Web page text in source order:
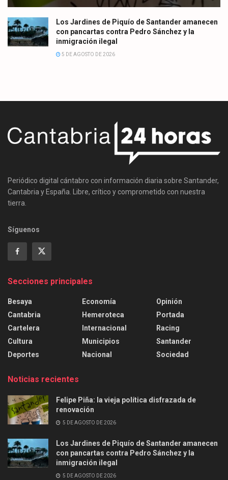
Los Jardines de Piquío de Santander amanecen
con pancartas contra Pedro Sánchez y la
inmigración ilegal
5 DE AGOSTO DE 2026
Periódico digital cántabro con información diaria sobre Santander,
Cantabria y España. Libre, crítico y comprometido con nuestra
tierra.
Síguenos
Secciones principales
Besaya
Cantabria
Cartelera
Cultura
Deportes
Economía
Hemeroteca
Internacional
Municipios
Nacional
Opinión
Portada
Racing
Santander
Sociedad
Noticias recientes
Felipe Piña: la vieja política disfrazada de
renovación
5 DE AGOSTO DE 2026
Los Jardines de Piquío de Santander amanecen
con pancartas contra Pedro Sánchez y la
inmigración ilegal
5 DE AGOSTO DE 2026